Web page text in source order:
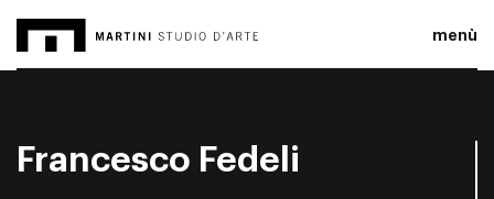
menù
Francesco Fedeli